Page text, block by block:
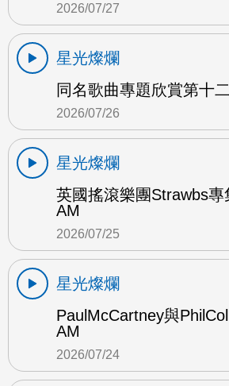
2026/07/27
星光燦爛
同名歌曲專題欣賞第十
2026/07/26
星光燦爛
英國搖滾樂團Strawbs專
AM
2026/07/25
星光燦爛
PaulMcCartney與
AM
2026/07/24